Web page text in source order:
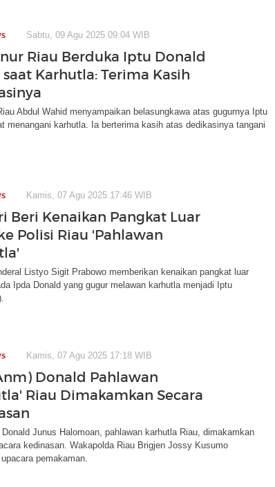
Sabtu, 09 Agu 2025 09:04 WIB
Riau Berduka Iptu Donald
Karhutla: Terima Kasih
Abdul Wahid menyampaikan belasungkawa atas gugurnya Iptu
menangani karhutla. Ia berterima kasih atas dedikasinya tangani
Kamis, 07 Agu 2025 17:46 WIB
Beri Kenaikan Pangkat Luar
Polisi Riau 'Pahlawan
Listyo Sigit Prabowo memberikan kenaikan pangkat luar
Ipda Donald yang gugur melawan karhutla menjadi Iptu
Kamis, 07 Agu 2025 17:18 WIB
Donald Pahlawan
Riau Dimakamkan Secara
Junus Halomoan, pahlawan karhutla Riau, dimakamkan
kedinasan. Wakapolda Riau Brigjen Jossy Kusumo
pemakaman.